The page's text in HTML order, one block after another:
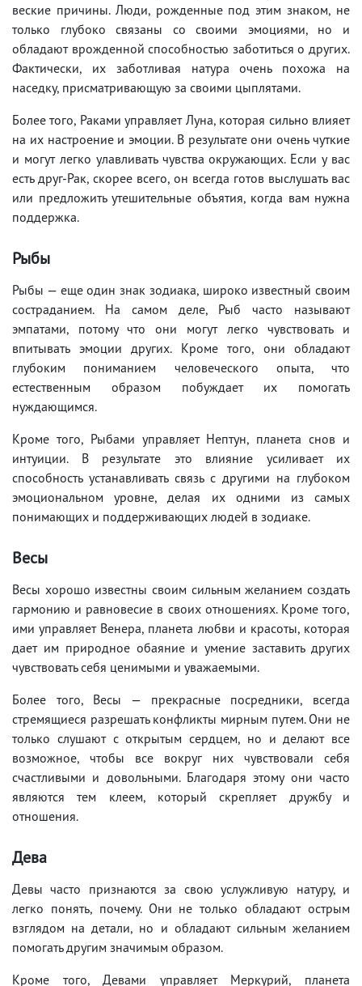
веские причины. Люди, рожденные под этим знаком, не
только глубоко связаны со своими эмоциями, но и
обладают врожденной способностью заботиться о других.
Фактически, их заботливая натура очень похожа на
наседку, присматривающую за своими цыплятами.
Более того, Раками управляет Луна, которая сильно влияет
на их настроение и эмоции. В результате они очень чуткие
и могут легко улавливать чувства окружающих. Если у вас
есть друг-Рак, скорее всего, он всегда готов выслушать вас
или предложить утешительные объятия, когда вам нужна
поддержка.
Рыбы
Рыбы — еще один знак зодиака, широко известный своим
состраданием. На самом деле, Рыб часто называют
эмпатами, потому что они могут легко чувствовать и
впитывать эмоции других. Кроме того, они обладают
глубоким пониманием человеческого опыта, что
естественным образом побуждает их помогать
нуждающимся.
Кроме того, Рыбами управляет Нептун, планета снов и
интуиции. В результате это влияние усиливает их
способность устанавливать связь с другими на глубоком
эмоциональном уровне, делая их одними из самых
понимающих и поддерживающих людей в зодиаке.
Весы
Весы хорошо известны своим сильным желанием создать
гармонию и равновесие в своих отношениях. Кроме того,
ими управляет Венера, планета любви и красоты, которая
дает им природное обаяние и умение заставить других
чувствовать себя ценимыми и уважаемыми.
Более того, Весы — прекрасные посредники, всегда
стремящиеся разрешать конфликты мирным путем. Они не
только слушают с открытым сердцем, но и делают все
возможное, чтобы все вокруг них чувствовали себя
счастливыми и довольными. Благодаря этому они часто
являются тем клеем, который скрепляет дружбу и
отношения.
Дева
Девы часто признаются за свою услужливую натуру, и
легко понять, почему. Они не только обладают острым
взглядом на детали, но и обладают сильным желанием
помогать другим значимым образом.
Кроме того, Девами управляет Меркурий, планета